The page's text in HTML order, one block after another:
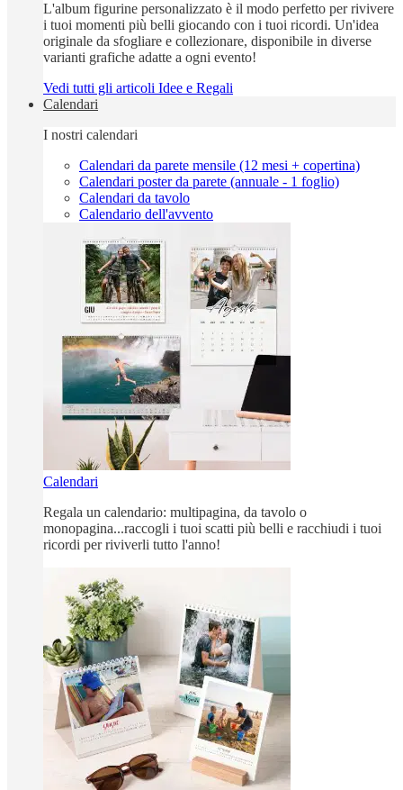
L'album figurine personalizzato è il modo perfetto per rivivere
i tuoi momenti più belli giocando con i tuoi ricordi. Un'idea
originale da sfogliare e collezionare, disponibile in diverse
varianti grafiche adatte a ogni evento!
Vedi tutti gli articoli Idee e Regali
Calendari
I nostri calendari
Calendari da parete mensile (12 mesi + copertina)
Calendari poster da parete (annuale - 1 foglio)
Calendari da tavolo
Calendario dell'avvento
Calendari
Regala un calendario: multipagina, da tavolo o
monopagina...raccogli i tuoi scatti più belli e racchiudi i tuoi
ricordi per riviverli tutto l'anno!